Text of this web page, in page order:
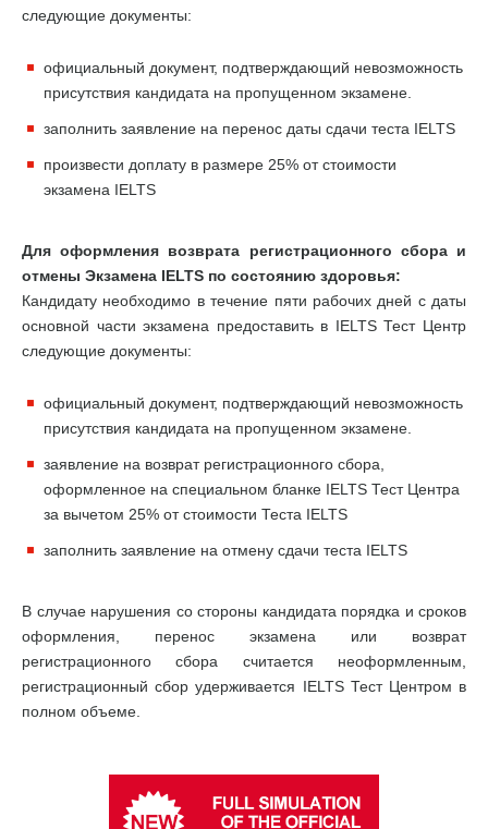
следующие документы:
официальный документ, подтверждающий невозможность
присутствия кандидата на пропущенном экзамене.
заполнить заявление на перенос даты сдачи теста IELTS
произвести доплату в размере 25% от стоимости
экзамена IELTS
Для оформления возврата регистрационного сбора и
отмены Экзамена IELTS по состоянию здоровья:
Кандидату необходимо в течение пяти рабочих дней с даты
основной части экзамена предоставить в IELTS Тест Центр
следующие документы:
официальный документ, подтверждающий невозможность
присутствия кандидата на пропущенном экзамене.
заявление на возврат регистрационного сбора,
оформленное на специальном бланке IELTS Тест Центра
за вычетом 25% от стоимости Теста IELTS
заполнить заявление на отмену сдачи теста IELTS
В случае нарушения со стороны кандидата порядка и сроков
оформления, перенос экзамена или возврат
регистрационного сбора считается неоформленным,
регистрационный сбор удерживается IELTS Тест Центром в
полном объеме.